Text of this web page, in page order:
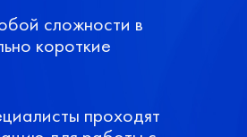
сложности в
короткие
проходят